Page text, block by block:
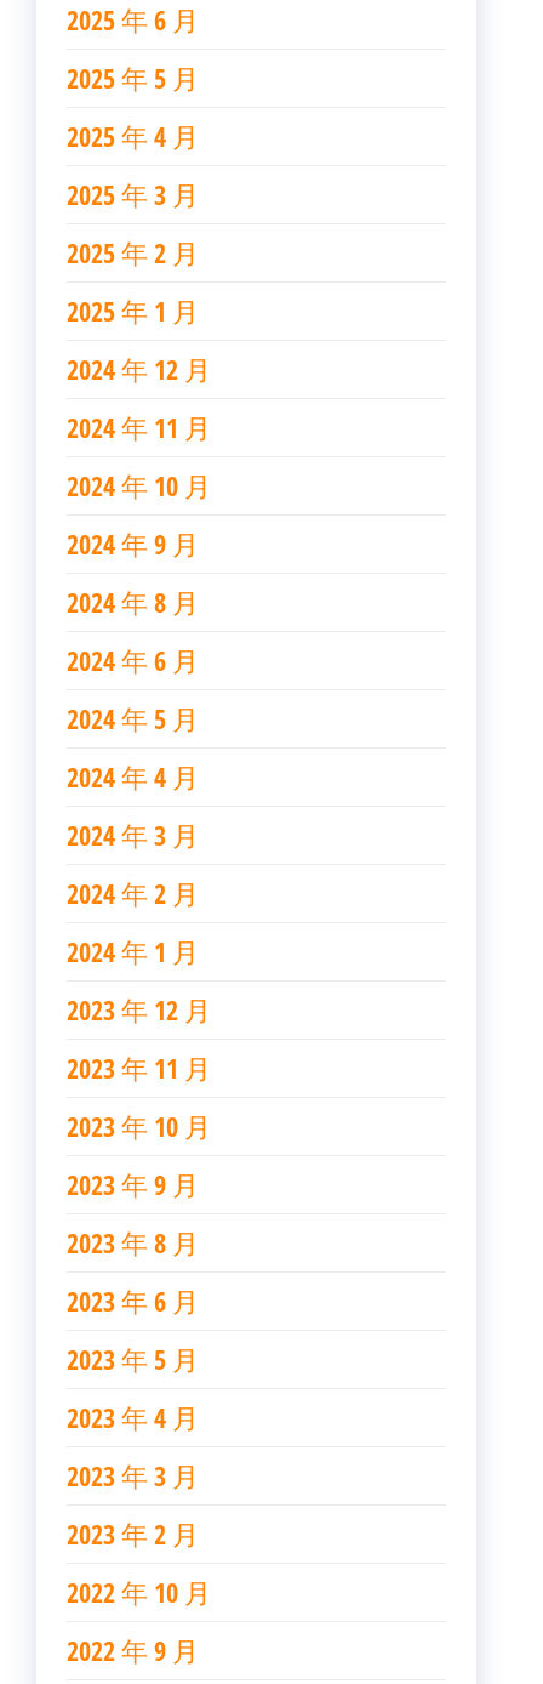
2025 年 6 月
2025 年 5 月
2025 年 4 月
2025 年 3 月
2025 年 2 月
2025 年 1 月
2024 年 12 月
2024 年 11 月
2024 年 10 月
2024 年 9 月
2024 年 8 月
2024 年 6 月
2024 年 5 月
2024 年 4 月
2024 年 3 月
2024 年 2 月
2024 年 1 月
2023 年 12 月
2023 年 11 月
2023 年 10 月
2023 年 9 月
2023 年 8 月
2023 年 6 月
2023 年 5 月
2023 年 4 月
2023 年 3 月
2023 年 2 月
2022 年 10 月
2022 年 9 月